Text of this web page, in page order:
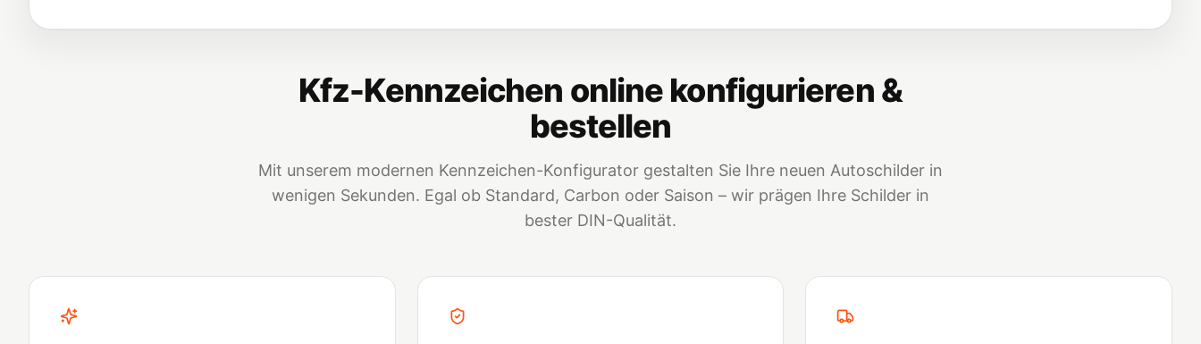
Kfz-Kennzeichen online konfigurieren &
bestellen
Mit unserem modernen Kennzeichen-Konfigurator gestalten Sie Ihre neuen Autoschilder in
wenigen Sekunden. Egal ob Standard, Carbon oder Saison – wir prägen Ihre Schilder in
bester DIN-Qualität.